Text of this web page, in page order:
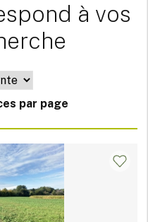
à vos
par page